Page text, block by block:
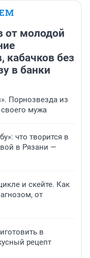
от молодой
кабачков без
в банки
Порнозвезда из
мужа
что творится в
в Рязани —
и скейте. Как
от
в
рецепт